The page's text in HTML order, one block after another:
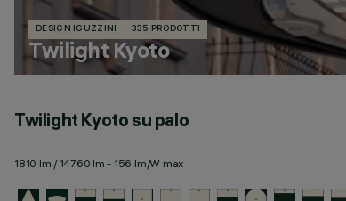
DESIGN IGUZZINI 335 PRODOTTI
Twilight Kyoto
Twilight Kyoto su palo
1810 lm / 14760 lm - 156 lm/W max